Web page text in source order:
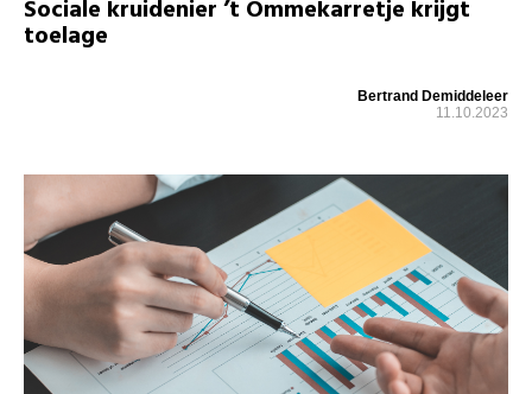
Sociale kruidenier ’t Ommekarretje krijgt
toelage
Bertrand Demiddeleer
11.10.2023